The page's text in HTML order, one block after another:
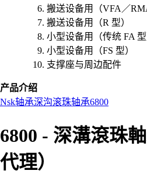
搬送设备用（VFA／
搬送设备用（R 型）
小型设备用（传统 FA 型
小型设备用（FS 型）
支撑座与周边配件
产品介绍
Nsk轴承深沟滚珠轴承6800
6800 - 深溝滾珠
代理）